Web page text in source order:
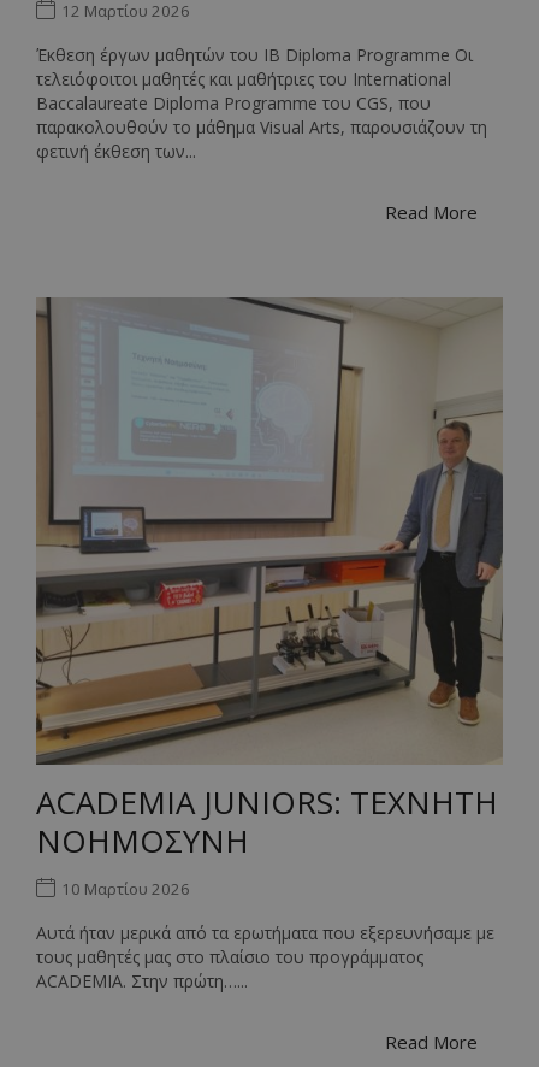
12 Μαρτίου 2026
Έκθεση έργων μαθητών του IB Diploma Programme Οι
τελειόφοιτοι μαθητές και μαθήτριες του International
Baccalaureate Diploma Programme του CGS, που
παρακολουθούν το μάθημα Visual Arts, παρουσιάζουν τη
φετινή έκθεση των...
Read More
ACADEMIA JUNIORS: ΤΕΧΝΗΤΗ
ΝΟΗΜΟΣΥΝΗ
10 Μαρτίου 2026
Αυτά ήταν μερικά από τα ερωτήματα που εξερευνήσαμε με
τους μαθητές μας στο πλαίσιο του προγράμματος
ACADEMIA. Στην πρώτη…...
Read More